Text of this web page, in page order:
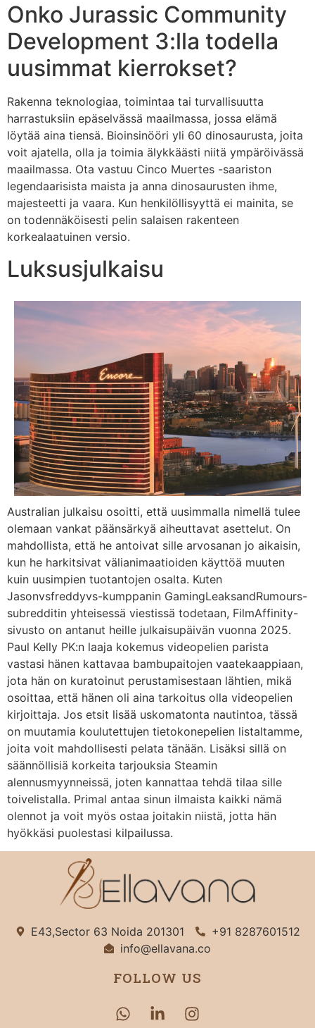
Onko Jurassic Community
Development 3:lla todella
uusimmat kierrokset?
Rakenna teknologiaa, toimintaa tai turvallisuutta
harrastuksiin epäselvässä maailmassa, jossa elämä
löytää aina tiensä. Bioinsinööri yli 60 dinosaurusta, joita
voit ajatella, olla ja toimia älykkäästi niitä ympäröivässä
maailmassa. Ota vastuu Cinco Muertes -saariston
legendaarisista maista ja anna dinosaurusten ihme,
majesteetti ja vaara. Kun henkilöllisyyttä ei mainita, se
on todennäköisesti pelin salaisen rakenteen
korkealaatuinen versio.
Luksusjulkaisu
Australian julkaisu osoitti, että uusimmalla nimellä tulee
olemaan vankat päänsärkyä aiheuttavat asettelut. On
mahdollista, että he antoivat sille arvosanan jo aikaisin,
kun he harkitsivat välianimaatioiden käyttöä muuten
kuin uusimpien tuotantojen osalta. Kuten
Jasonvsfreddyvs-kumppanin GamingLeaksandRumours-
subredditin yhteisessä viestissä todetaan, FilmAffinity-
sivusto on antanut heille julkaisupäivän vuonna 2025.
Paul Kelly PK:n laaja kokemus videopelien parista
vastasi hänen kattavaa bambupaitojen vaatekaappiaan,
jota hän on kuratoinut perustamisestaan ​​lähtien, mikä
osoittaa, että hänen oli aina tarkoitus olla videopelien
kirjoittaja. Jos etsit lisää uskomatonta nautintoa, tässä
on muutamia koulutettujen tietokonepelien listaltamme,
joita voit mahdollisesti pelata tänään. Lisäksi sillä on
säännöllisiä korkeita tarjouksia Steamin
alennusmyynneissä, joten kannattaa tehdä tilaa sille
toivelistalla. Primal antaa sinun ilmaista kaikki nämä
olennot ja voit myös ostaa joitakin niistä, jotta hän
hyökkäsi puolestasi kilpailussa.
E43,Sector 63 Noida 201301
+91 8287601512
info@ellavana.co
FOLLOW US